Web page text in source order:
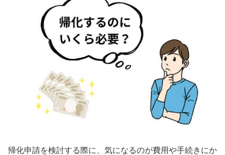
帰化申請を検討する際に、気になるのが費用や手続きにか